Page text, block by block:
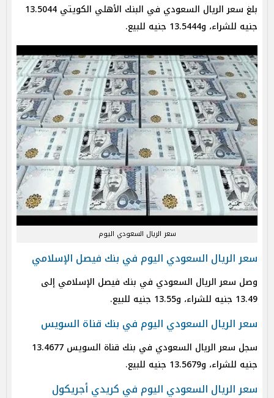
بلغ سعر الريال السعودي في البنك الأهلي الكويتي 13.5044
جنيه للشراء، و13.5444 جنيه للبيع.
سعر الريال السعودي اليوم
سعر الريال السعودي اليوم في بنك فيصل الإسلامي
وصل سعر الريال السعودي في بنك فيصل الإسلامي إلى
13.49 جنيه للشراء، و13.55 جنيه للبيع.
سعر الريال السعودي اليوم في بنك قناة السويس
سجل سعر الريال السعودي في بنك قناة السويس 13.4677
جنيه للشراء، و13.5679 جنيه للبيع.
سعر الريال السعودي اليوم في كريدي أجريكول